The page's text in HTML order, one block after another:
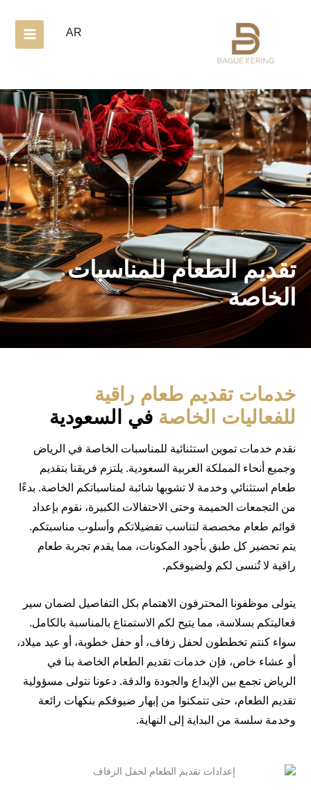
AR
تقديم الطعام للمناسبات
الخاصة
خدمات تقديم طعام راقية
للفعاليات الخاصة في السعودية
نقدم خدمات تموين استثنائية للمناسبات الخاصة في الرياض
وجميع أنحاء المملكة العربية السعودية. يلتزم فريقنا بتقديم
طعام استثنائي وخدمة لا تشوبها شائبة لمناسباتكم الخاصة. بدءًا
من التجمعات الحميمة وحتى الاحتفالات الكبيرة، نقوم بإعداد
قوائم طعام مخصصة لتناسب تفضيلاتكم وأسلوب مناسبتكم.
يتم تحضير كل طبق بأجود المكونات، مما يقدم تجربة طعام
راقية لا تُنسى لكم ولضيوفكم.
يتولى موظفونا المحترفون الاهتمام بكل التفاصيل لضمان سير
فعاليتكم بسلاسة، مما يتيح لكم الاستمتاع بالمناسبة بالكامل.
سواء كنتم تخططون لحفل زفاف، أو حفل خطوبة، أو عيد ميلاد،
أو عشاء خاص، فإن خدمات تقديم الطعام الخاصة بنا في
الرياض تجمع بين الإبداع والجودة والدقة. دعونا نتولى مسؤولية
تقديم الطعام، حتى تتمكنوا من إبهار ضيوفكم بنكهات رائعة
وخدمة سلسة من البداية إلى النهاية.